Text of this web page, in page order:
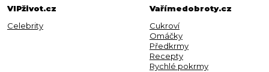
VIPživot.cz
Celebrity
Vařímedobroty.cz
Cukroví
Omáčky
Předkrmy
Recepty
Rychlé pokrmy